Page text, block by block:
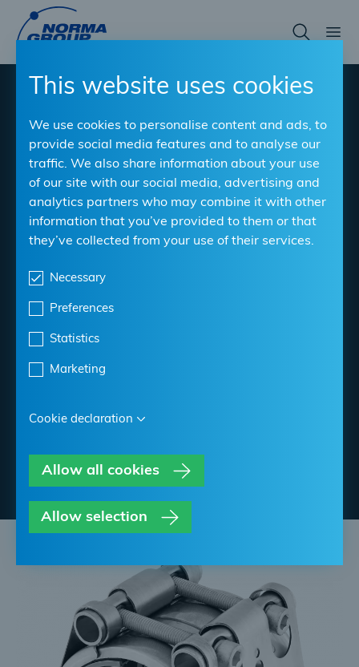
This website uses cookies
We use cookies to personalise content and ads, to
provide social media features and to analyse our
traffic. We also share information about your use
of our site with our social media, advertising and
analytics partners who may combine it with other
information that you’ve provided to them or that
they’ve collected from your use of their services.
Necessary
Preferences
Statistics
Marketing
Cookie declaration
Allow all cookies
Allow selection
content
NORMACONNECT
FGR Plast Grip/Plast
Grip E
Die zuverlässige Kupplung für die axial zugfeste
Verbindung von Kunststoffrohren
Material: W5
Spannbereich: 40 mm - 400 mm
Datenblatt herunterladen
NORMA Händler finden
Kontakt NORMA